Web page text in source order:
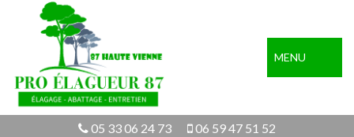
MENU
05 33 06 24 73 06 59 47 51 52